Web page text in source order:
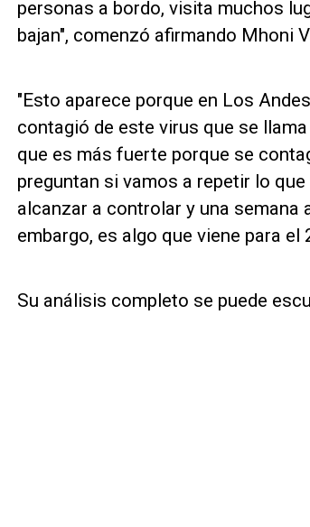
personas a bordo, visita muchos
bajan", comenzó afirmando Mhoni
"Esto aparece porque en Los
contagió de este virus que se
que es más fuerte porque se
preguntan si vamos a repetir lo
alcanzar a controlar y una semana
embargo, es algo que viene para el
Su análisis completo se puede